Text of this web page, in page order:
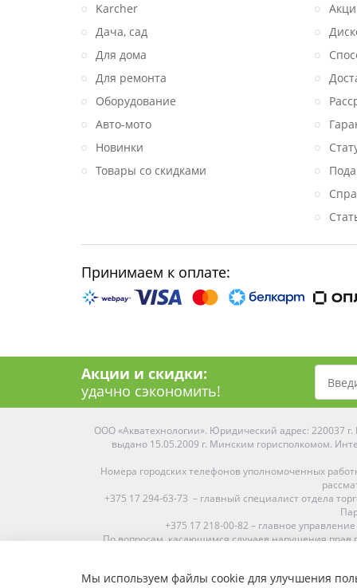
Karcher
Дача, сад
Для дома
Для ремонта
Оборудование
Авто-мото
Новинки
Товары со скидками
Принимаем к оплате:
Акции и скидки:
удачно сэкономить!
ООО «Акватехнологии». Юридический адрес: 220037
выдано 15.05.2009 г. Минским горисполкомом.
Номера городских телефонов уполномоченных
+375 17 294-63-73 – главный специалист отдела
+375 17 218-00-82 – главное
По вопросам, касающимся случаев нарушения прав
Средняя оценка:4.9 из5
Мы используем файлы cookie для улучшения